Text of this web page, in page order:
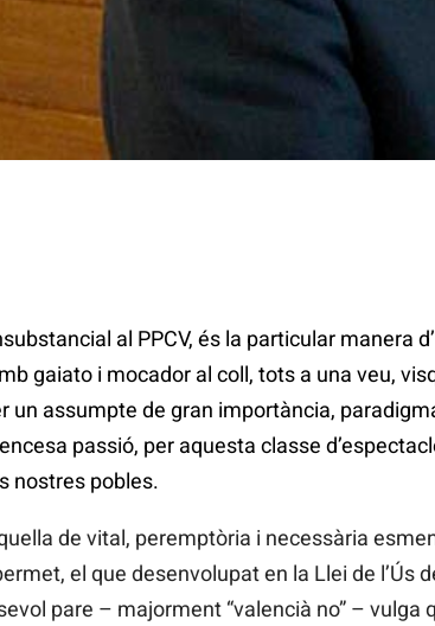
al PPCV, és la particular manera
gaiato i mocador al coll, tots a una veu,
un assumpte de gran importància,
passió, per aquesta classe
nostres pobles.
de vital, peremptòria i necessària
el que desenvolupat en la Llei de l’Ús
pare – majorment “valencià no” – vulga